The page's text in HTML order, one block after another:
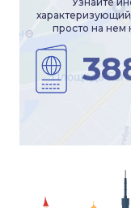
просто на нем